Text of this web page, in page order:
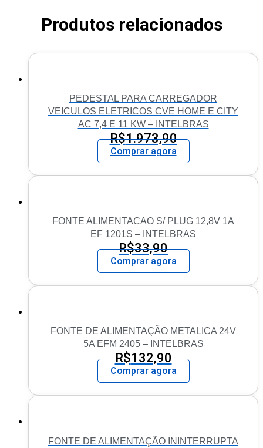
Produtos relacionados
PEDESTAL PARA CARREGADOR
VEICULOS ELETRICOS CVE HOME E CITY
AC 7,4 E 11 KW – INTELBRAS
R$1.973,90
Comprar agora
FONTE ALIMENTACAO S/ PLUG 12,8V 1A
EF 1201S – INTELBRAS
R$33,90
Comprar agora
FONTE DE ALIMENTAÇÃO METALICA 24V
5A EFM 2405 – INTELBRAS
R$132,90
Comprar agora
FONTE DE ALIMENTAÇÃO ININTERRUPTA